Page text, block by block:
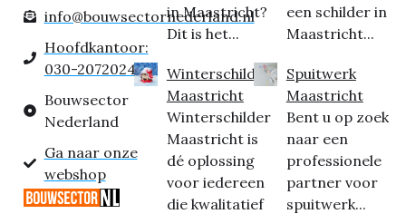
info@bouwsectornederland.nl
Hoofdkantoor:
030-2072024
Bouwsector
Nederland
Ga naar onze
webshop
in Maastricht?
Dit is het...
Winterschilder
Maastricht
Winterschilder
Maastricht is
dé oplossing
voor iedereen
die kwalitatief
een schilder in
Maastricht...
Spuitwerk
Maastricht
Bent u op zoek
naar een
professionele
partner voor
spuitwerk...